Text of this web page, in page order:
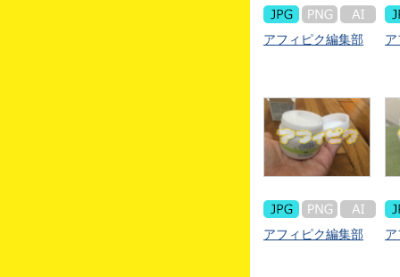
アフィピク編集部
アフィピク編集部